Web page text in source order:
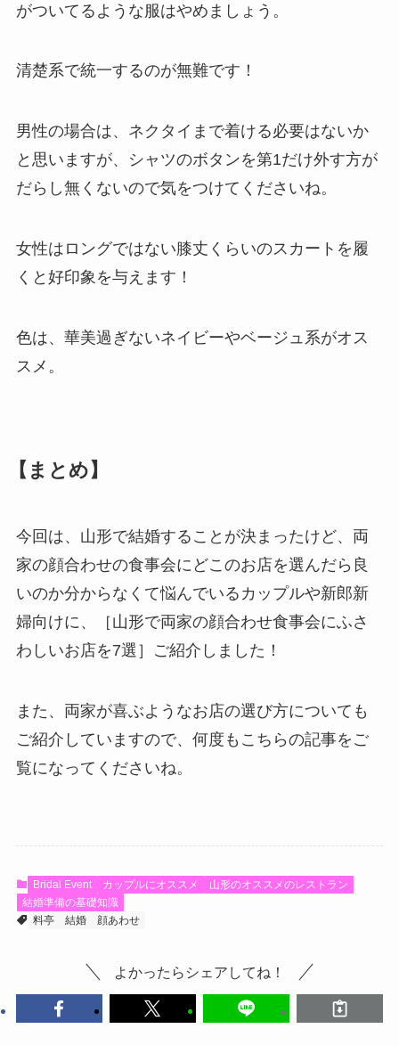
がついてるような服はやめましょう。
清楚系で統一するのが無難です！
男性の場合は、ネクタイまで着ける必要はないか
と思いますが、シャツのボタンを第1だけ外す方が
だらし無くないので気をつけてくださいね。
女性はロングではない膝丈くらいのスカートを履
くと好印象を与えます！
色は、華美過ぎないネイビーやベージュ系がオス
スメ。
【まとめ】
今回は、山形で結婚することが決まったけど、両
家の顔合わせの食事会にどこのお店を選んだら良
いのか分からなくて悩んでいるカップルや新郎新
婦向けに、［山形で両家の顔合わせ食事会にふさ
わしいお店を7選］ご紹介しました！
また、両家が喜ぶようなお店の選び方についても
ご紹介していますので、何度もこちらの記事をご
覧になってくださいね。
Bridal Event カップルにオススメ
山形のオススメのレストラン
結婚準備の基礎知識
料亭
結婚 顔あわせ
よかったらシェアしてね！